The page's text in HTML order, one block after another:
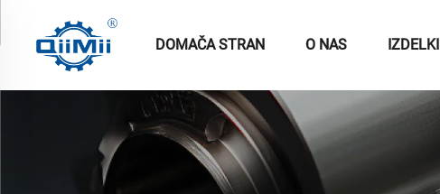
DOMAČA STRAN O NAS IZDELKI